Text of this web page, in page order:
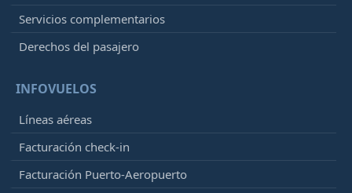
Servicios complementarios
Derechos del pasajero
INFOVUELOS
Líneas aéreas
Facturación check-in
Facturación Puerto-Aeropuerto